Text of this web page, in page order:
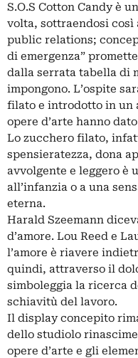
S.O.S Cotton Candy è
volta, sottraendosi così
public relations;
di emergenza”
dalla serrata tabella di
impongono. L’ospite
filato e introdotto in un
opere d’arte hanno
Lo zucchero filato,
spensieratezza, dona
avvolgente e leggero è
all’infanzia o a una
eterna.
Harald Szeemann
d’amore. Lou Reed e
l’amore è riavere
quindi, attraverso il
simboleggia la ricerca
schiavitù del lavoro.
Il display concepito
dello studiolo
opere d’arte e gli